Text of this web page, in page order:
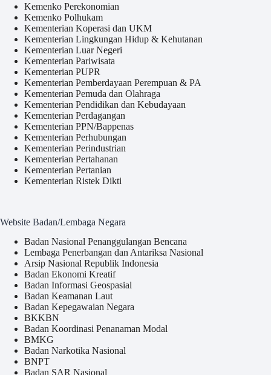
Kemenko Perekonomian
Kemenko Polhukam
Kementerian Koperasi dan UKM
Kementerian Lingkungan Hidup & Kehutanan
Kementerian Luar Negeri
Kementerian Pariwisata
Kementerian PUPR
Kementerian Pemberdayaan Perempuan & PA
Kementerian Pemuda dan Olahraga
Kementerian Pendidikan dan Kebudayaan
Kementerian Perdagangan
Kementerian PPN/Bappenas
Kementerian Perhubungan
Kementerian Perindustrian
Kementerian Pertahanan
Kementerian Pertanian
Kementerian Ristek Dikti
Website Badan/Lembaga Negara
Badan Nasional Penanggulangan Bencana
Lembaga Penerbangan dan Antariksa Nasional
Arsip Nasional Republik Indonesia
Badan Ekonomi Kreatif
Badan Informasi Geospasial
Badan Keamanan Laut
Badan Kepegawaian Negara
BKKBN
Badan Koordinasi Penanaman Modal
BMKG
Badan Narkotika Nasional
BNPT
Badan SAR Nasional